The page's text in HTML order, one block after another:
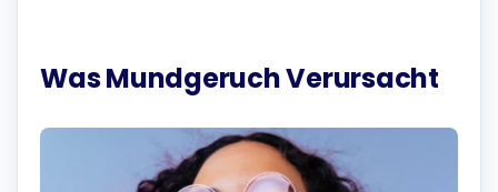
Was Mundgeruch Verursacht